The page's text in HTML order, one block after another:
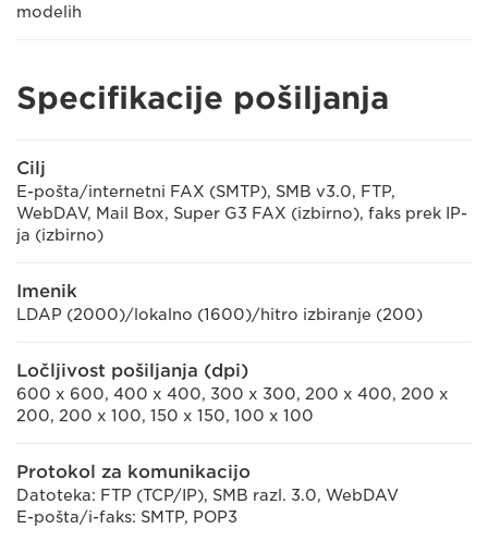
modelih
Specifikacije pošiljanja
Cilj
E-pošta/internetni FAX (SMTP), SMB v3.0, FTP,
WebDAV, Mail Box, Super G3 FAX (izbirno), faks prek IP-
ja (izbirno)
Imenik
LDAP (2000)/lokalno (1600)/hitro izbiranje (200)
Ločljivost pošiljanja (dpi)
600 x 600, 400 x 400, 300 x 300, 200 x 400, 200 x
200, 200 x 100, 150 x 150, 100 x 100
Protokol za komunikacijo
Datoteka: FTP (TCP/IP), SMB razl. 3.0, WebDAV
E-pošta/i-faks: SMTP, POP3